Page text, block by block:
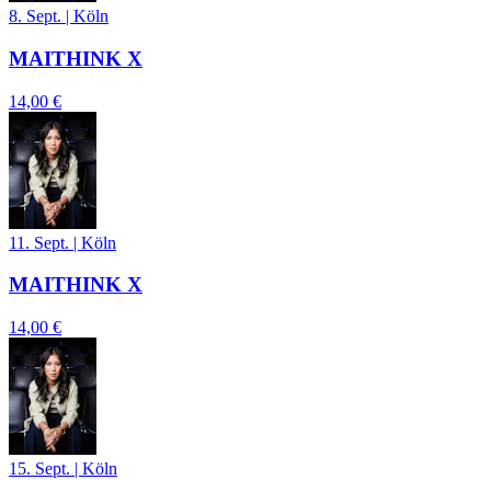
8. Sept. | Köln
MAITHINK X
14,00 €
11. Sept. | Köln
MAITHINK X
14,00 €
15. Sept. | Köln